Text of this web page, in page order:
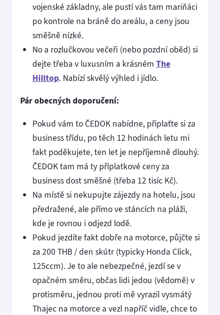
vojenské základny, ale pustí vás tam mariňáci
po kontrole na bráně do areálu, a ceny jsou
směšně nízké.
No a rozlučkovou večeři (nebo pozdní oběd) si
dejte třeba v luxusním a krásném The
Hilltop. Nabízí skvělý výhled i jídlo.
Pár obecných doporučení:
Pokud vám to ČEDOK nabídne, připlaťte si za
business třídu, po těch 12 hodinách letu mi
fakt poděkujete, ten let je nepříjemně dlouhý.
ČEDOK tam má ty příplatkové ceny za
business dost směšné (třeba 12 tisíc Kč).
Na místě si nekupujte zájezdy na hotelu, jsou
předražené, ale přímo ve stáncích na pláži,
kde je rovnou i odjezd lodě.
Pokud jezdíte fakt dobře na motorce, půjčte si
za 200 THB / den skútr (typicky Honda Click,
125ccm). Je to ale nebezpečné, jezdí se v
opačném směru, občas lidi jedou (vědomě) v
protisměru, jednou proti mě vyrazil vysmátý
Thajec na motorce a vezl napříč vidle, chce to